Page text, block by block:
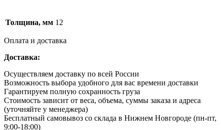
Толщина, мм 12
Оплата и доставка
Доставка:
Осуществляем доставку по всей России
Возможность выбора удобного для вас времени доставки
Гарантируем полную сохранность груза
Стоимость зависит от веса, объема, суммы заказа и адреса
(уточняйте у менеджера)
Бесплатный самовывоз со склада в Нижнем Новгороде (пн-пт,
9:00-18:00)